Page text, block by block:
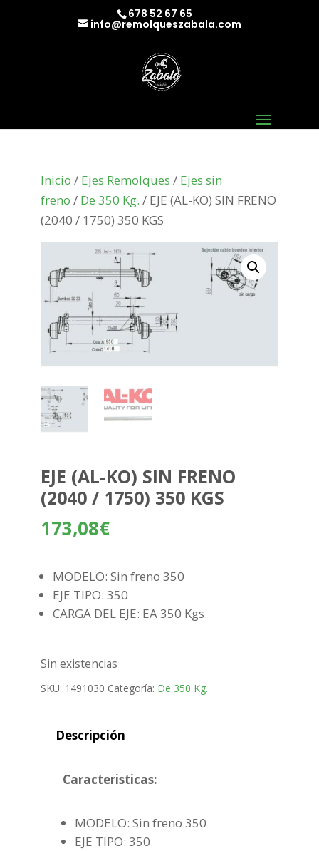
678 52 67 65
info@remolqueszabala.com
Inicio / Ejes Remolques / Ejes sin
freno / De 350 Kg. / EJE (AL-KO) SIN FRENO
(2040 / 1750) 350 KGS
EJE (AL-KO) SIN FRENO
(2040 / 1750) 350 KGS
173,08€
MODELO: Sin freno 350
EJE TIPO: 350
CARGA DEL EJE: EA 350 Kgs.
Sin existencias
SKU: 1491030 Categoría: De 350 Kg.
Descripción
Caracteristicas:
MODELO: Sin freno 350
EJE TIPO: 350